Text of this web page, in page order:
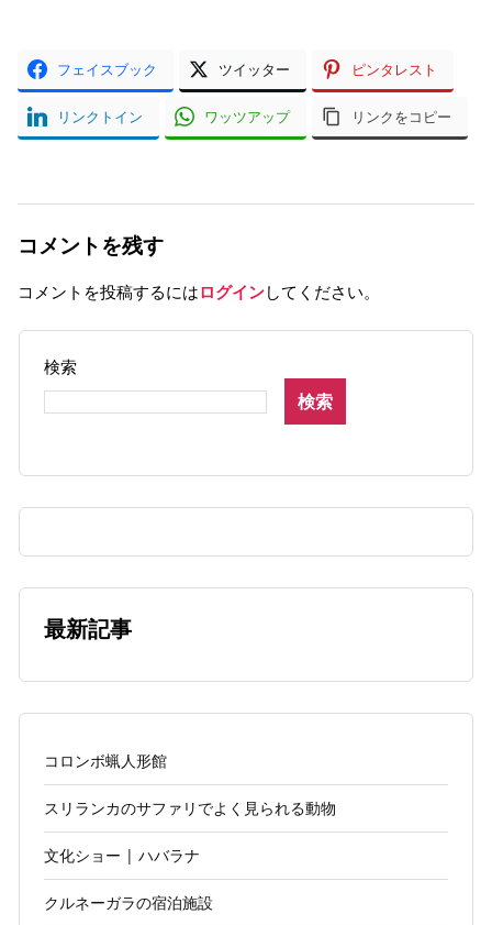
フェイスブック ツイッター ピンタレスト
リンクトイン ワッツアップ リンクをコピー
コメントを残す
コメントを投稿するにはログインしてください。
検索
検索
最新記事
コロンボ蝋人形館
スリランカのサファリでよく見られる動物
文化ショー | ハバラナ
クルネーガラの宿泊施設